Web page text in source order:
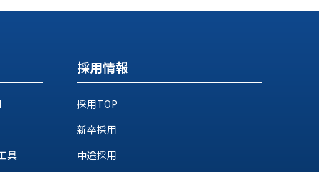
具
採用情報
採用TOP
新卒採用
中途採用